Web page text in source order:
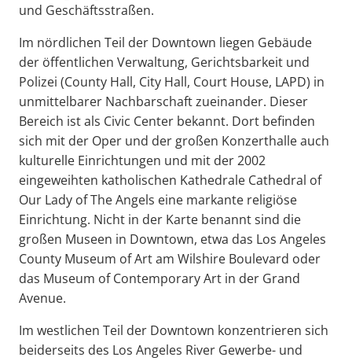
und Geschäftsstraßen.
Im nördlichen Teil der Downtown liegen Gebäude
der öffentlichen Verwaltung, Gerichtsbarkeit und
Polizei (County Hall, City Hall, Court House, LAPD) in
unmittelbarer Nachbarschaft zueinander. Dieser
Bereich ist als Civic Center bekannt. Dort befinden
sich mit der Oper und der großen Konzerthalle auch
kulturelle Einrichtungen und mit der 2002
eingeweihten katholischen Kathedrale Cathedral of
Our Lady of The Angels eine markante religiöse
Einrichtung. Nicht in der Karte benannt sind die
großen Museen in Downtown, etwa das Los Angeles
County Museum of Art am Wilshire Boulevard oder
das Museum of Contemporary Art in der Grand
Avenue.
Im westlichen Teil der Downtown konzentrieren sich
beiderseits des Los Angeles River Gewerbe- und